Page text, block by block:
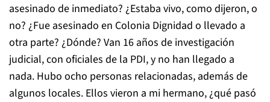
asesinado de inmediato? ¿Estaba vivo, como dijeron, o
no? ¿Fue asesinado en Colonia Dignidad o llevado a
otra parte? ¿Dónde? Van 16 años de investigación
judicial, con oficiales de la PDI, y no han llegado a
nada. Hubo ocho personas relacionadas, además de
algunos locales. Ellos vieron a mi hermano, ¿qué pasó